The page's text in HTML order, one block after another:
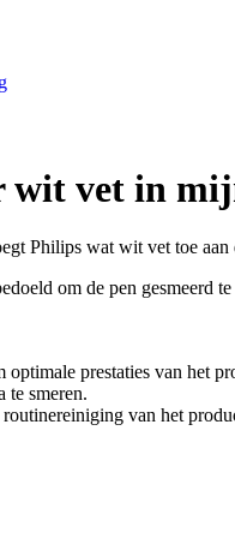
wit vet in
Philips wat wit vet toe
om de pen gesmeerd
prestaties van het
te smeren.
van het